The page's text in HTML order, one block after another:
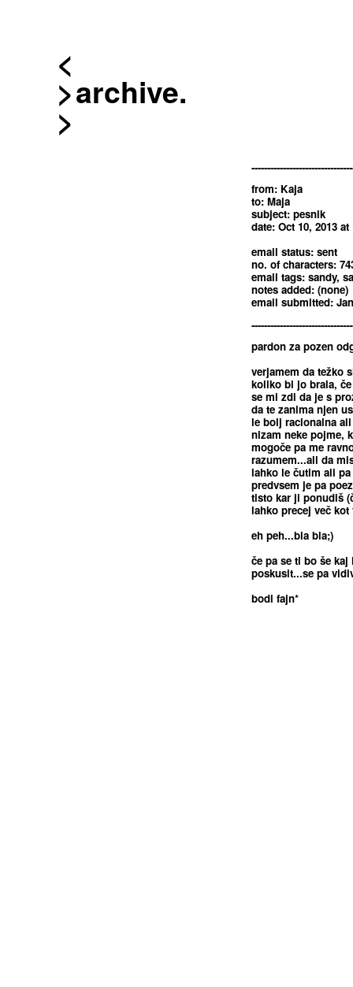
<
archive.
from: Kaja
to: Maja
subject: pesnik
date: Oct 10, 2013 at
email status: sent
no. of characters:
email tags: sandy,
notes added: (none)
email submitted:
pardon za pozen
verjamem da težko
koliko bi jo brala,
se mi zdi da je s
da te zanima njen
le bolj racionalna
nizam neke pojme,
mogoče pa me
razumem...ali da
lahko le čutim ali
predvsem je pa
tisto kar ji ponudiš
lahko precej več
eh peh...bla bla;)
če pa se ti bo še
poskusit...se pa
bodi fajn*